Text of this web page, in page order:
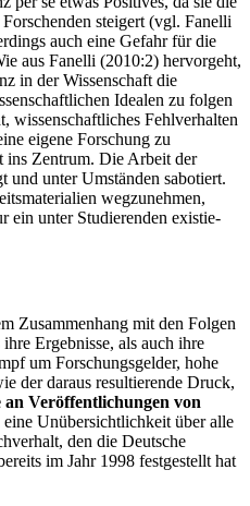
Forschenden steigert (vgl. Fanelli
auch eine Gefahr für die
aus Fanelli (2010:2) hervorgeht,
in der Wissenschaft die
Idealen zu folgen
wissenschaftliches Fehlverhalten
eigene Forschung zu
ins Zentrum. Die Arbeit der
unter Umständen sabotiert.
weg­zunehmen,
ein unter Studierenden existie­
Zusammenhang mit den Folgen
Ergebnisse, als auch ihre
um Forschungsgelder, hohe
der daraus resultierende Druck,
an Ver­öffentlichungen von
eine Unüber­sichtlichkeit über alle
den die Deutsche
im Jahr 1998 festgestellt hat